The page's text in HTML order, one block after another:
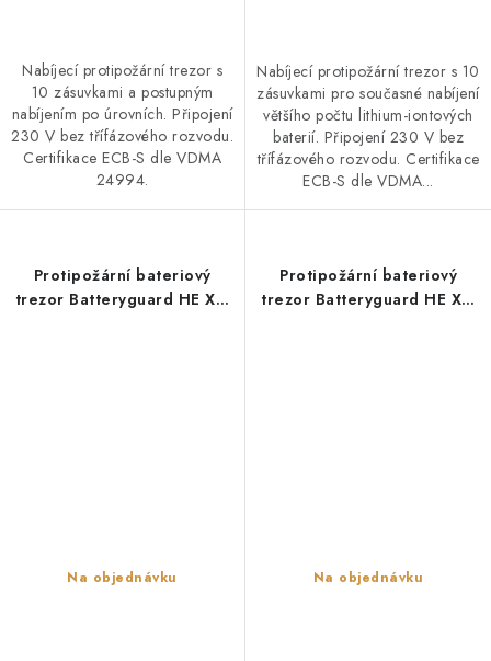
Nabíjecí protipožární trezor s
10 zásuvkami a postupným
nabíjením po úrovních. Připojení
230 V bez třífázového rozvodu.
Certifikace ECB-S dle VDMA
24994.
Nabíjecí protipožární trezor s 10
zásuvkami pro současné nabíjení
většího počtu lithium-iontových
baterií. Připojení 230 V bez
třífázového rozvodu. Certifikace
ECB-S dle VDMA...
Protipožární bateriový
trezor Batteryguard HE XL-
Na objednávku
Protipožární bateriový
trezor Batteryguard HE XL-
Na objednávku